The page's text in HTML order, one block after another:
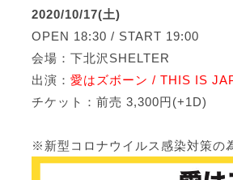
2020/10/17(土)
OPEN 18:30 / START 19:00
会場：下北沢SHELTER
出演： 愛はズボーン / THIS IS
チケット：前売 3,300円(+1D)
※新型コロナウイルス感染対策の